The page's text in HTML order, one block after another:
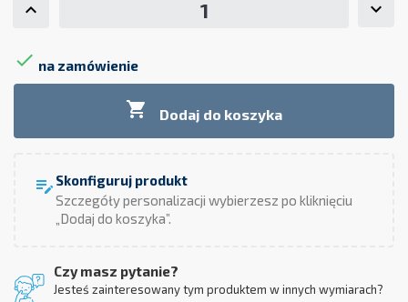
 na zamówienie
 Dodaj do koszyka
edit_note Skonfiguruj produkt
Szczegóły personalizacji wybierzesz po kliknięciu
„Dodaj do koszyka”.
Czy masz pytanie?
Jesteś zainteresowany tym produktem w innych wymiarach?